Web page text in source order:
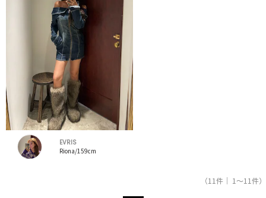
EVRIS
Riona/159cm
（11件｜ 1～11件）